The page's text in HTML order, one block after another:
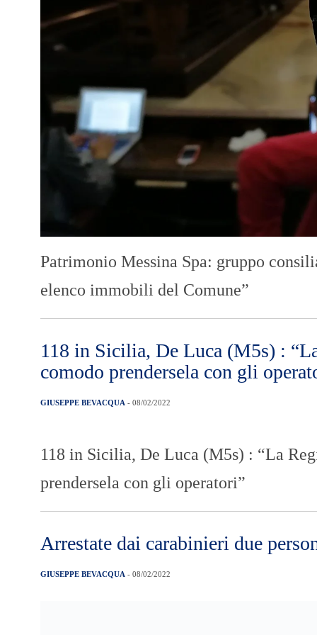
Patrimonio Messina Spa: gruppo
elenco immobili del Comune”
118 in Sicilia, De Luca (M5s) :
comodo prendersela con gli
GIUSEPPE BEVACQUA - 08/02/2022
118 in Sicilia, De Luca (M5s) : “La
prendersela con gli operatori”
Arrestate dai carabinieri due
GIUSEPPE BEVACQUA - 08/02/2022